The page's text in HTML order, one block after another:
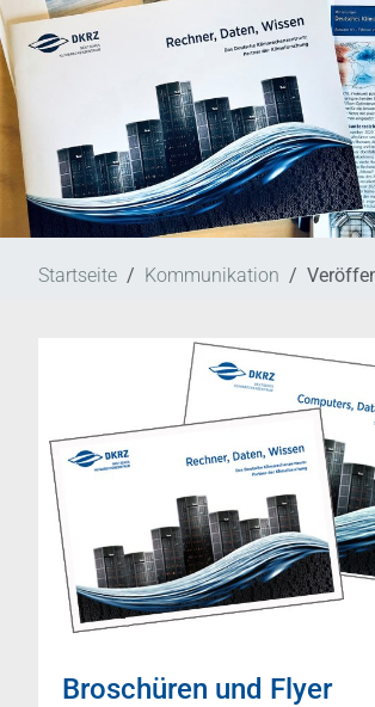
Startseite Kommunikation
Broschüren und Flyer